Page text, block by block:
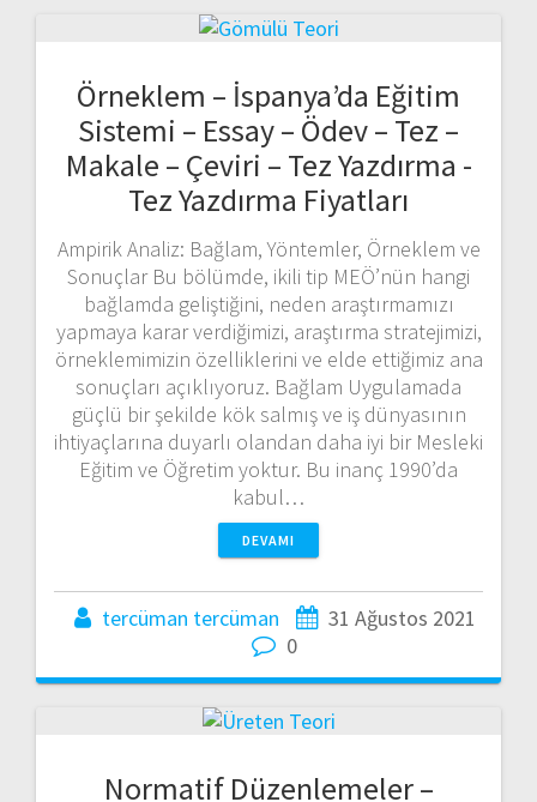
Örneklem – İspanya’da Eğitim
Sistemi – Essay – Ödev – Tez –
Makale – Çeviri – Tez Yazdırma -
Tez Yazdırma Fiyatları
Ampirik Analiz: Bağlam, Yöntemler, Örneklem ve
Sonuçlar Bu bölümde, ikili tip MEÖ’nün hangi
bağlamda geliştiğini, neden araştırmamızı
yapmaya karar verdiğimizi, araştırma stratejimizi,
örneklemimizin özelliklerini ve elde ettiğimiz ana
sonuçları açıklıyoruz. Bağlam Uygulamada
güçlü bir şekilde kök salmış ve iş dünyasının
ihtiyaçlarına duyarlı olandan daha iyi bir Mesleki
Eğitim ve Öğretim yoktur. Bu inanç 1990’da
kabul…
DEVAMI
tercüman tercüman
31 Ağustos 2021
0
Normatif Düzenlemeler –